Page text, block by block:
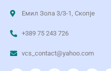
Емил Зола 3/3-1, Скопје
+389 75 243 726
vcs_contact@yahoo.com